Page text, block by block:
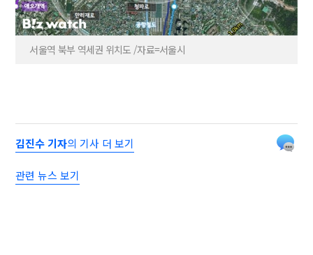
서울역 북부 역세권 위치도 /자료=서울시
김진수 기자의 기사 더 보기
관련 뉴스 보기